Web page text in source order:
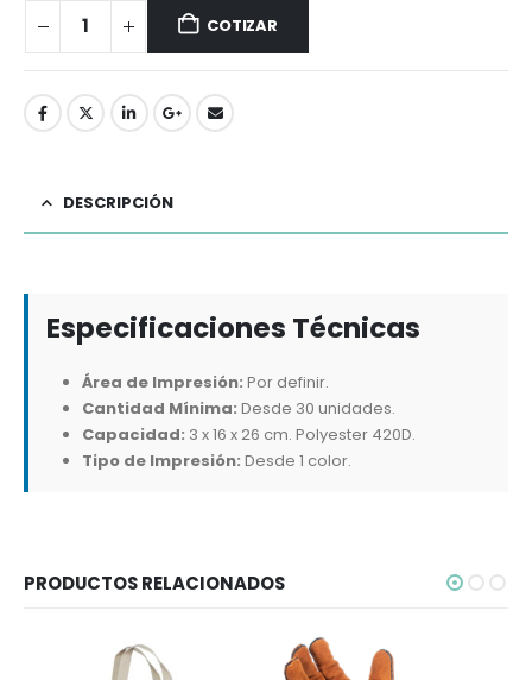
COTIZAR
DESCRIPCIÓN
Especificaciones Técnicas
Área de Impresión: Por definir.
Cantidad Mínima: Desde 30 unidades.
Capacidad: 3 x 16 x 26 cm. Polyester 420D.
Tipo de Impresión: Desde 1 color.
PRODUCTOS RELACIONADOS